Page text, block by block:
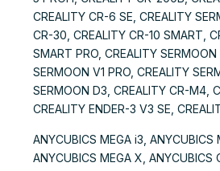
CREALITY CR-6 SE, CREALITY
CR-30, CREALITY CR-10 SMART,
SMART PRO, CREALITY SERMOON
SERMOON V1 PRO, CREALITY
SERMOON D3, CREALITY CR-M4,
CREALITY ENDER-3 V3 SE,
ANYCUBICS MEGA i3, ANYCUBICS
ANYCUBICS MEGA X, ANYCUBICS